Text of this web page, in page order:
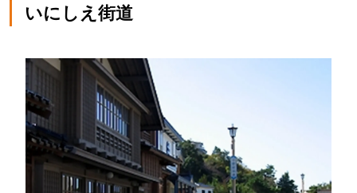
いにしえ街道